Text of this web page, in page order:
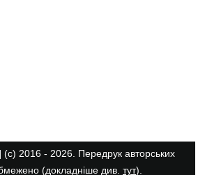
(с) 2016 - 2026. Передрук авторських
(докладніше див. тут).